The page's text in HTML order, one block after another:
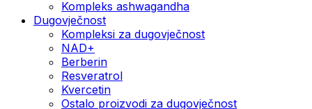
Kompleks ashwagandha
Dugovječnost
Kompleksi za dugovječnost
NAD+
Berberin
Resveratrol
Kvercetin
Ostalo proizvodi za dugovječnost